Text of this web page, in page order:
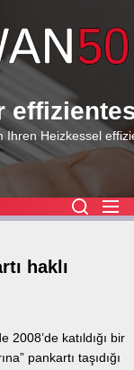
Heizkessel
haklı
2008’de katıldığı bir
pankartı taşıdığı